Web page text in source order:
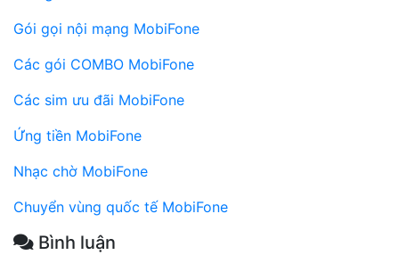
Gói gọi nội mạng MobiFone
Các gói COMBO MobiFone
Các sim ưu đãi MobiFone
Ứng tiền MobiFone
Nhạc chờ MobiFone
Chuyển vùng quốc tế MobiFone
Bình luận